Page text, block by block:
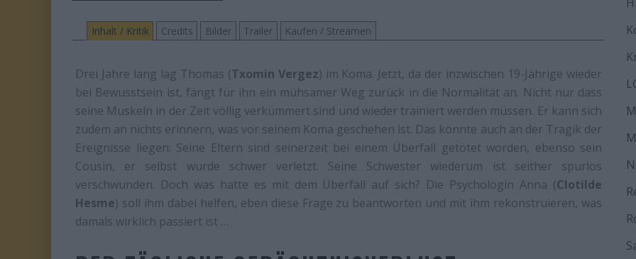
Inhalt / Kritik Credits Bilder Trailer Kaufen / Streamen
Drei Jahre lang lag Thomas (Txomin Vergez) im Koma. Jetzt, da der inzwischen 19-Jährige wieder
bei Bewusstsein ist, fängt für ihn ein mühsamer Weg zurück in die Normalität an. Nicht nur dass
seine Muskeln in der Zeit völlig verkümmert sind und wieder trainiert werden müssen. Er kann sich
zudem an nichts erinnern, was vor seinem Koma geschehen ist. Das könnte auch an der Tragik der
Ereignisse liegen: Seine Eltern sind seinerzeit bei einem Überfall getötet worden, ebenso sein
Cousin, er selbst wurde schwer verletzt. Seine Schwester wiederum ist seither spurlos
verschwunden. Doch was hatte es mit dem Überfall auf sich? Die Psychologin Anna (Clotilde
Hesme) soll ihm dabei helfen, eben diese Frage zu beantworten und mit ihm rekonstruieren, was
damals wirklich passiert ist …